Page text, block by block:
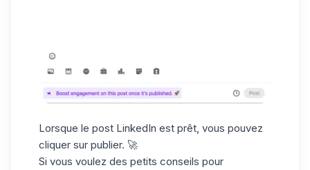
Lorsque le post LinkedIn est prêt, vous pouvez
cliquer sur publier. 🚀
Si vous voulez des petits conseils pour